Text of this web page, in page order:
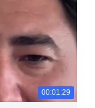
00:01:29